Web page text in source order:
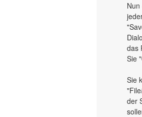
das
Sie
Sie
der